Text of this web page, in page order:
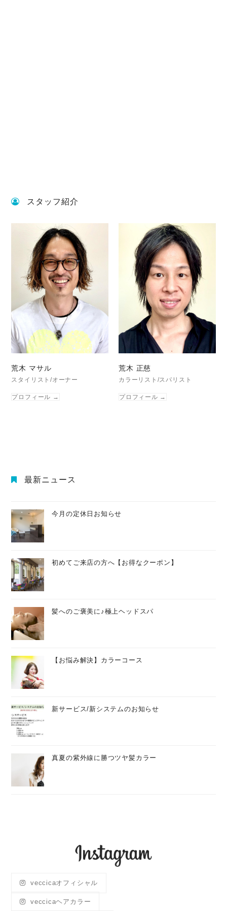
スタッフ紹介
荒木 マサル
スタイリスト/オーナー
プロフィール →
荒木 正慈
カラーリスト/スパリスト
プロフィール →
最新ニュース
今月の定休日お知らせ
初めてご来店の方へ【お得なクーポン】
髪へのご褒美に♪極上ヘッドスパ
【お悩み解決】カラーコース
新サービス/新システムのお知らせ
真夏の紫外線に勝つツヤ髪カラー
veccicaオフィシャル
veccicaヘアカラー